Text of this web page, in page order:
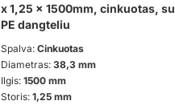
x 1,25 x 1500mm, cinkuotas, su
PE dangteliu
Spalva: Cinkuotas
Diametras: 38,3 mm
Ilgis: 1500 mm
Storis: 1,25 mm